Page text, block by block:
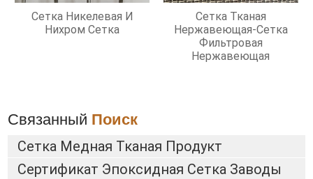
Сетка Никелевая И
Нихром Сетка
Сетка Тканая
Нержавеющая-Сетка
Фильтровая
Нержавеющая
Связанный Поиск
Сетка Медная Тканая Продукт
Сертификат Эпоксидная Сетка Заводы